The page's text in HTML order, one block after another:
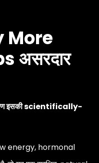
More
असरदार
इसकी scientifically-
energy, hormonal